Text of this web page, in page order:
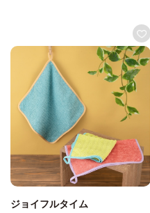
ジョイフルタイム